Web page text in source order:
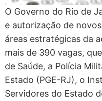
O Governo do Rio de
e autorização de
áreas estratégicas da
mais de 390 vagas,
de Saúde, a Polícia
Estado (PGE-RJ), o
Servidores do Estado